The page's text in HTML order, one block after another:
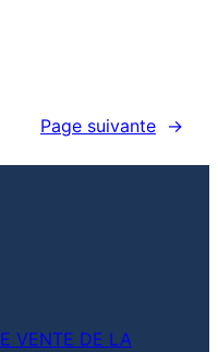
Page suivante →
VENTE DE LA